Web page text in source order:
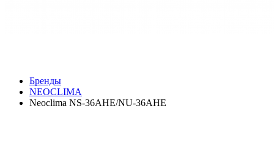
Бренды
NEOCLIMA
Neoclima NS-36AHE/NU-36AHE